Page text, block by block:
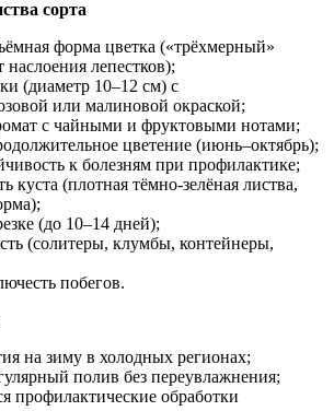
сорта
форма цветка («трёхмерный»
наслоения лепестков);
(диаметр 10–12 см) с
или малиновой окраской;
с чайными и фруктовыми нотами;
цветение (июнь–октябрь);
к болезням при профилактике;
куста (плотная тёмно‑зелёная листва,
(до 10–14 дней);
(солитеры, клумбы, контейнеры,
побегов.
на зиму в холодных регионах;
полив без переувлажнения;
профилактические обработки